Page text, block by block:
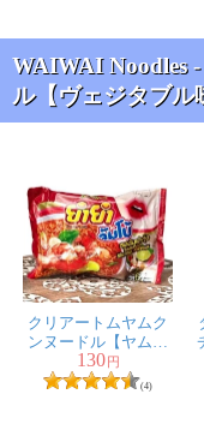
ネパール産のよう
以前、インドカレ
られ、茹でて食べ
このラーメンは見
そのままでも食べら
ネパールではその
んね。
袋には3通りの食べ
そのまま食べるよ
す。
WAIWAI Noodles
ル【ヴェジタブル
クリアートムヤムク
ンヌードル【ヤムヤ
ム】 67g
130 円
(4)